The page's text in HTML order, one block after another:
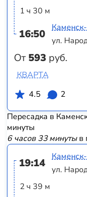
1 ч 30 м
16:50
От 593 руб.
ул.
КВАРТА
4.5
2
Пересадка в
минуты
6 часов 33 минутыв
19:14
2 ч 39 м
ул.